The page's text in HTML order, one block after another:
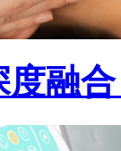
融